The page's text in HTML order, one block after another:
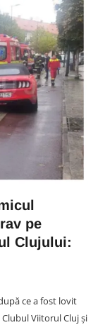
pe
Clujului:
ce a fost lovit
Viitorul Cluj și